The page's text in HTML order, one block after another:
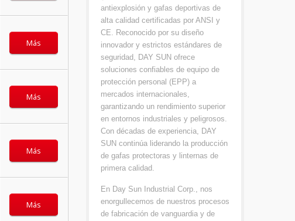
Más
Más
Más
Más
antiexplosión y gafas deportivas de
alta calidad certificadas por ANSI y
CE. Reconocido por su diseño
innovador y estrictos estándares de
seguridad, DAY SUN ofrece
soluciones confiables de equipo de
protección personal (EPP) a
mercados internacionales,
garantizando un rendimiento superior
en entornos industriales y peligrosos.
Con décadas de experiencia, DAY
SUN continúa liderando la producción
de gafas protectoras y linternas de
primera calidad.
En Day Sun Industrial Corp., nos
enorgullecemos de nuestros procesos
de fabricación de vanguardia y de